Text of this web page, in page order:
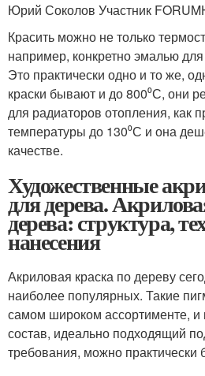
Юрий Соколов Участник
Красить можно не только
например, конкретно эмалью
Это практически одно и то же,
краски бывают и до 800⁰С, они
для радиаторов отопления, как
температуры до 130⁰С и она
качестве.
Художественные
для дерева.
дерева: структура,
нанесения
Акриловая краска по дереву
наиболее популярных. Такие
самом широком ассортименте, и
состав, идеально подходящий
требования, можно практически